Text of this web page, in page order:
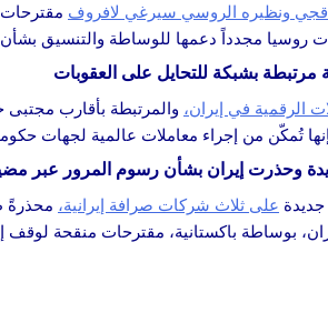
ونظيره الروسي سيرغي لافروف مقترحات
روسيا مجدداً دعمها للوساطة والتنسيق
مرتبطة بشبكة للتحايل على العقوبات
الرقمية في إيران، والمرتبطة بأقارب مجتبى
تُمكّن من إجراء معاملات عالمية لجهات
وحذرت إيران بشأن رسوم المرور عبر
على ثلاث شركات صرافة إيرانية، محذرةً
بوساطة باكستانية، مقترحات منقحة